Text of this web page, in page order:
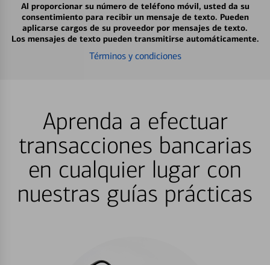
Al proporcionar su número de teléfono móvil, usted da su
consentimiento para recibir un mensaje de texto. Pueden
aplicarse cargos de su proveedor por mensajes de texto.
Los mensajes de texto pueden transmitirse automáticamente.
Términos y condiciones
Aprenda a efectuar
transacciones bancarias
en cualquier lugar con
nuestras guías prácticas